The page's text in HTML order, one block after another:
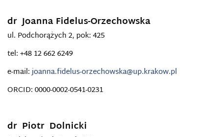
dr Joanna Fidelus-Orzechowska
ul. Podchorążych 2, pok: 425
tel: +48 12 662 6249
e-mail:joanna.fidelus-orzechowska@up.krakow.pl
ORCID: 0000-0002-0541-0231
dr Piotr Dolnicki